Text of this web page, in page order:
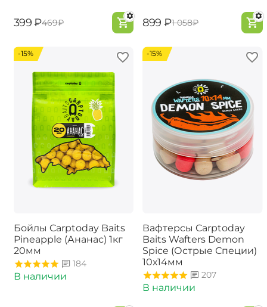
‍399‍ ₽‍469‍₽ ‍899‍ ₽‍1 058‍₽
-15%
Бойлы Carptoday Baits
Pineapple (Ананас) 1кг
20мм
184
В наличии
-15%
Вафтерсы Carptoday
Baits Wafters Demon
Spice (Острые Специи)
10х14мм
207
В наличии